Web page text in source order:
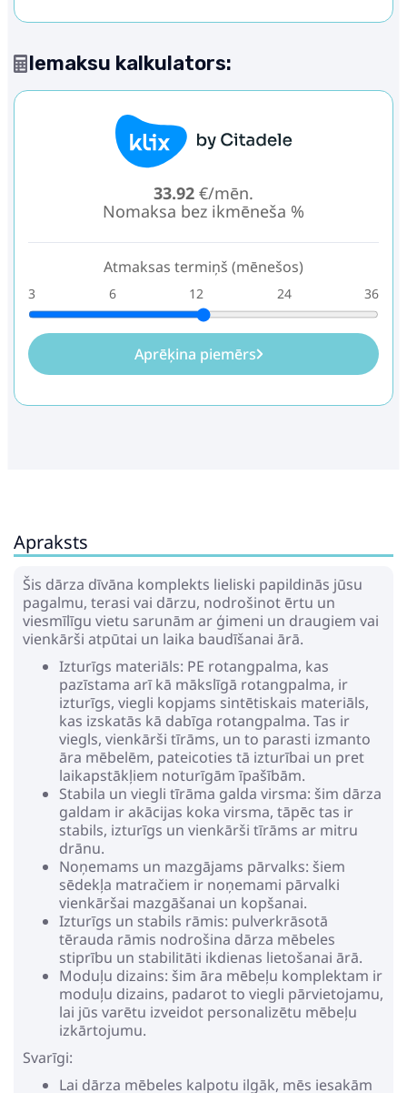
Iemaksu kalkulators:
33.92 €/mēn.
Nomaksa bez ikmēneša %
Atmaksas termiņš (mēnešos)
3 6 12 24 36
Aprēķina piemērs
Apraksts
Šis dārza dīvāna komplekts lieliski papildinās jūsu
pagalmu, terasi vai dārzu, nodrošinot ērtu un
viesmīlīgu vietu sarunām ar ģimeni un draugiem vai
vienkārši atpūtai un laika baudīšanai ārā.
Izturīgs materiāls: PE rotangpalma, kas
pazīstama arī kā mākslīgā rotangpalma, ir
izturīgs, viegli kopjams sintētiskais materiāls,
kas izskatās kā dabīga rotangpalma. Tas ir
viegls, vienkārši tīrāms, un to parasti izmanto
āra mēbelēm, pateicoties tā izturībai un pret
laikapstākļiem noturīgām īpašībām.
Stabila un viegli tīrāma galda virsma: šim dārza
galdam ir akācijas koka virsma, tāpēc tas ir
stabils, izturīgs un vienkārši tīrāms ar mitru
drānu.
Noņemams un mazgājams pārvalks: šiem
sēdekļa matračiem ir noņemami pārvalki
vienkāršai mazgāšanai un kopšanai.
Izturīgs un stabils rāmis: pulverkrāsotā
tērauda rāmis nodrošina dārza mēbeles
stiprību un stabilitāti ikdienas lietošanai ārā.
Moduļu dizains: šim āra mēbeļu komplektam ir
moduļu dizains, padarot to viegli pārvietojamu,
lai jūs varētu izveidot personalizētu mēbeļu
izkārtojumu.
Svarīgi:
Lai dārza mēbeles kalpotu ilgāk, mēs iesakām